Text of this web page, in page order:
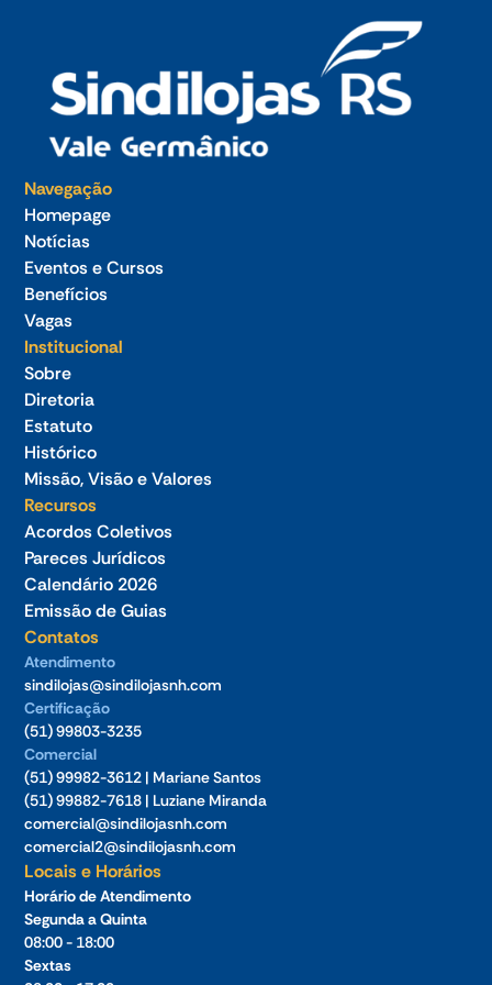
Navegação
Homepage
Notícias
Eventos e Cursos
Benefícios
Vagas
Institucional
Sobre
Diretoria
Estatuto
Histórico
Missão, Visão e Valores
Recursos
Acordos Coletivos
Pareces Jurídicos
Calendário 2026
Emissão de Guias
Contatos
Atendimento
sindilojas@sindilojasnh.com
Certificação
(51) 99803-3235
Comercial
(51) 99982-3612 | Mariane Santos
(51) 99882-7618 | Luziane Miranda
comercial@sindilojasnh.com
comercial2@sindilojasnh.com
Locais e Horários
Horário de Atendimento
Segunda a Quinta
08:00 - 18:00
Sextas